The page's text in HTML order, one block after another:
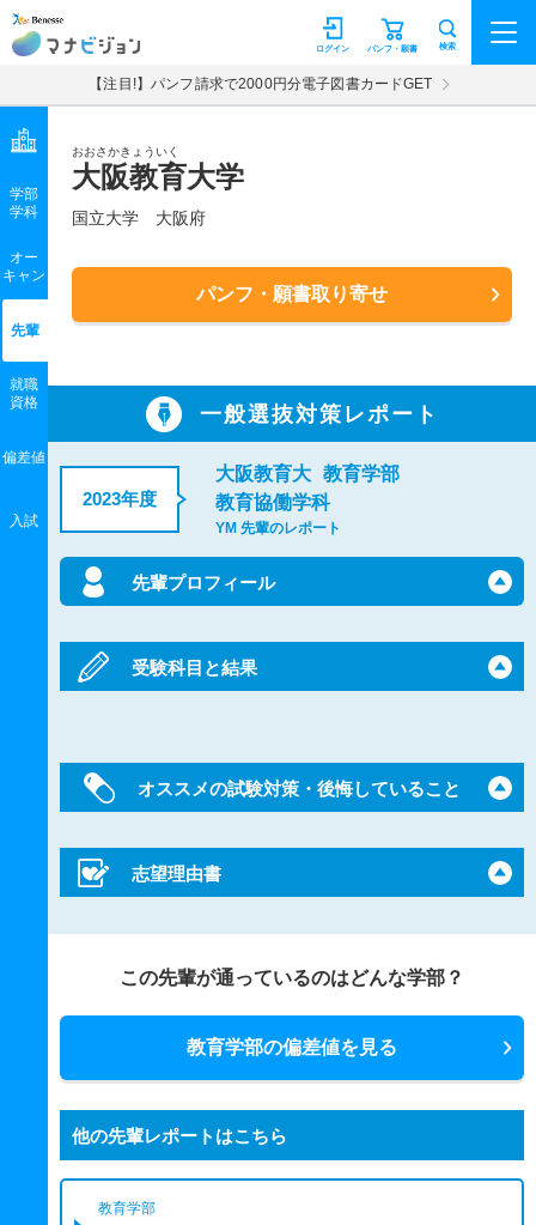
マナビジョン パンフ・願書
ログイン 検索
【注目!】パンフ請求で2000円分電子図書カードGET
おおさかきょういく
大阪教育大学
国立大学 大阪府
パンフ・願書取り寄せ
学部
学科
オー
キャン
先輩
就職
資格
偏差値
入試
一般選抜対策レポート
2023年度
大阪教育大 教育学部
教育協働学科
YM 先輩のレポート
先輩プロフィール
受験科目と結果
オススメの試験対策・後悔していること
志望理由書
この先輩が通っているのはどんな学部？
教育学部の偏差値を見る
他の先輩レポートはこちら
教育学部